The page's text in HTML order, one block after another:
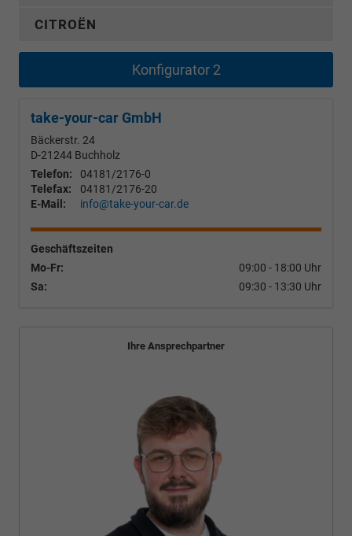
CITROËN
Konfigurator 2
take-your-car GmbH
Bäckerstr. 24
D-21244 Buchholz
Telefon:
04181/2176-0
Telefax:
04181/2176-20
E-Mail:
info@take-your-car.de
Geschäftszeiten
Mo-Fr:
09:00 - 18:00 Uhr
Sa:
09:30 - 13:30 Uhr
Ihre Ansprechpartner